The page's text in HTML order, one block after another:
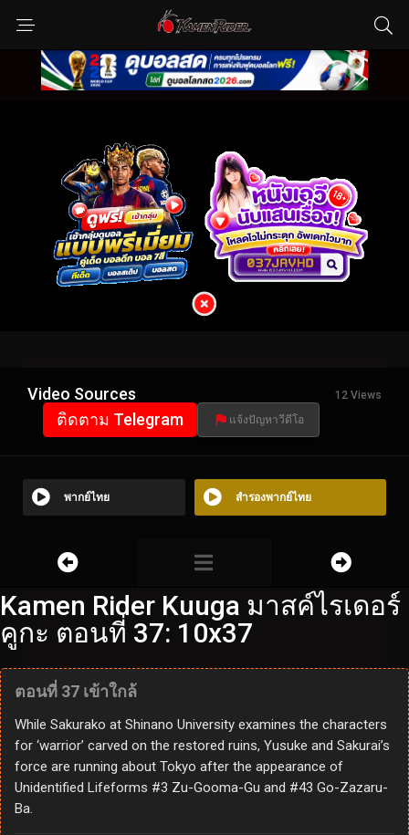
Video Sources 12 Views
ติดตาม Telegram แจ้งปัญหาวีดีโอ
พากย์ไทย สำรองพากย์ไทย
Kamen Rider Kuuga มาสค์ไรเดอร์
คูกะ ตอนที่ 37: 10x37
ตอนที่ 37 เข้าใกล้
While Sakurako at Shinano University examines the characters
for ‘warrior’ carved on the restored ruins, Yusuke and Sakurai’s
force are running about Tokyo after the appearance of
Unidentified Lifeforms #3 Zu-Gooma-Gu and #43 Go-Zazaru-
Ba.